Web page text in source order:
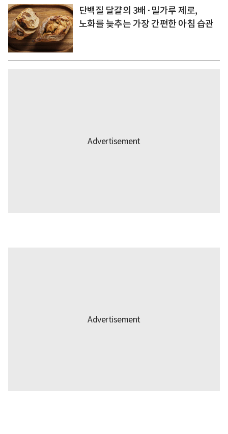
단백질 달걀의 3배·밀가루 제로,
노화를 늦추는 가장 간편한 아침 습관